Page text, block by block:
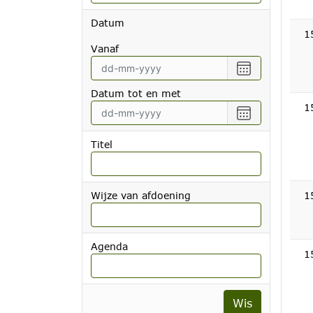
Datum
vanaf
Selecteer
een
vanaf
Datum tot en met
Selecteer
een
tot
met
Titel
Wijze van afdoening
Agenda
Wis